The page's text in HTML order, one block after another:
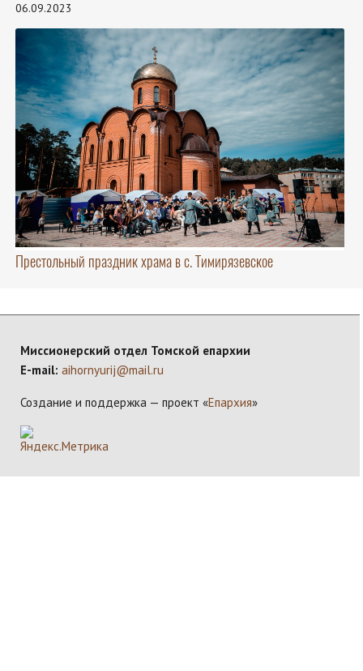
06.09.2023
Престольный праздник храма в с. Тимирязевское
Миссионерский отдел Томской епархии
E-mail: aihornyurij@mail.ru
Создание и поддержка — проект «Епархия»